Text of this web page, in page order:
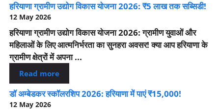
हरियाणा ग्रामीण उद्योग विकास योजना 2026: ₹5 लाख तक सब्सिडी!
12 May 2026
हरियाणा ग्रामीण उद्योग विकास योजना 2026: ग्रामीण युवाओं और
महिलाओं के लिए आत्मनिर्भरता का सुनहरा अवसर! क्या आप हरियाणा के
ग्रामीण क्षेत्रों में अपना ...
Read more
डॉ अम्बेडकर स्कॉलरशिप 2026: हरियाणा में पाएं ₹15,000!
12 May 2026